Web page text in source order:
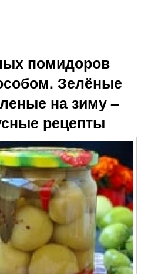
помидоров
Зелёные
на зиму –
рецепты